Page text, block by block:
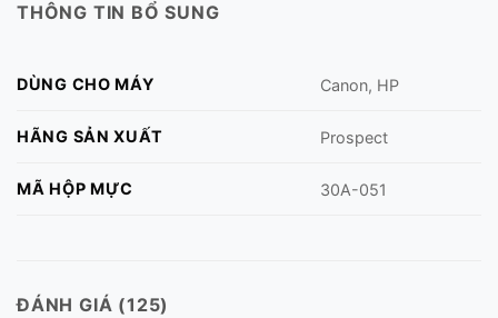
THÔNG TIN BỔ SUNG
DÙNG CHO MÁY Canon, HP
HÃNG SẢN XUẤT Prospect
MÃ HỘP MỰC 30A-051
ĐÁNH GIÁ (125)